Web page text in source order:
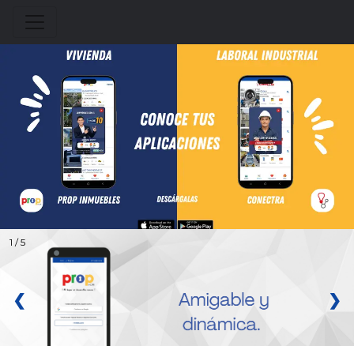
Aplicación móvil
1 / 5
❮ ❯